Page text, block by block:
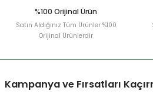
%100 Orijinal Ürün
Satın Aldığınız Tüm Ürünler %100
Orijinal Ürünlerdir
Kampanya ve Fırsatları